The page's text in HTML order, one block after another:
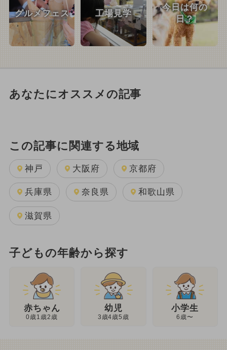
グルメフェス 工場見学
今日は何の
日？
あなたにオススメの記事
この記事に関連する地域
神戸 大阪府 京都府
兵庫県 奈良県 和歌山県
滋賀県
子どもの年齢から探す
赤ちゃん
0歳1歳2歳
幼児
3歳4歳5歳
小学生
6歳〜